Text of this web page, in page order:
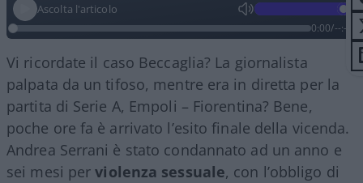
Ascolta l'articolo
0:00/--:--
Vi ricordate il caso Beccaglia? La giornalista
palpata da un tifoso, mentre era in diretta per la
partita di Serie A, Empoli – Fiorentina? Bene,
poche ore fa è arrivato l’esito finale della vicenda.
Andrea Serrani è stato condannato ad un anno e
sei mesi perviolenza sessuale, con l’obbligo di